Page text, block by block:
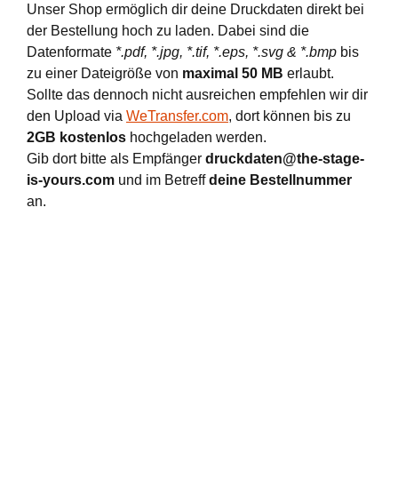
Unser Shop ermöglich dir deine Druckdaten direkt bei
der Bestellung hoch zu laden. Dabei sind die
Datenformate *.pdf, *.jpg, *.tif, *.eps, *.svg & *.bmp bis
zu einer Dateigröße von maximal 50 MB erlaubt.
Sollte das dennoch nicht ausreichen empfehlen wir dir
den Upload via WeTransfer.com, dort können bis zu
2GB kostenlos hochgeladen werden.
Gib dort bitte als Empfänger druckdaten@the-stage-
is-yours.com und im Betreffdeine Bestellnummer
an.